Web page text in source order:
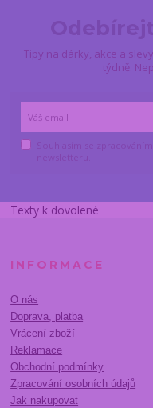
Tipy na dárky, akce a
týdně.
Texty k dovolené
INFORMACE
O nás
Doprava, platba
Vrácení zboží
Reklamace
Obchodní podmínky
Zpracování osobních údajů
Jak nakupovat